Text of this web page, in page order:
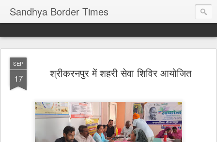
Sandhya Border Times
SEP
17 श्रीकरनपुर में शहरी सेवा शिविर आयोजित